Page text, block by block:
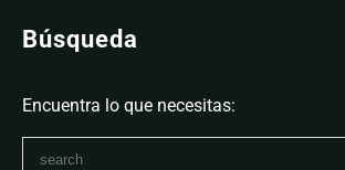
Búsqueda
Encuentra lo que necesitas: